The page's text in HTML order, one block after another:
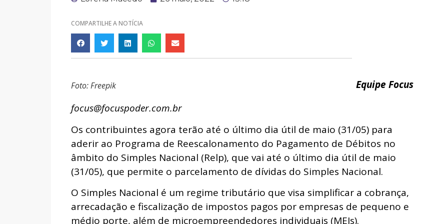
COMPARTILHE A NOTÍCIA
Foto: Freepik
Equipe Focus
focus@focuspoder.com.br
Os contribuintes agora terão até o último dia útil de maio (31/05) para
aderir ao Programa de Reescalonamento do Pagamento de Débitos no
âmbito do Simples Nacional (Relp), que vai até o último dia útil de maio
(31/05), que permite o parcelamento de dívidas do Simples Nacional.
O Simples Nacional é um regime tributário que visa simplificar a cobrança,
arrecadação e fiscalização de impostos pagos por empresas de pequeno e
médio porte, além de microempreendedores individuais (MEIs).